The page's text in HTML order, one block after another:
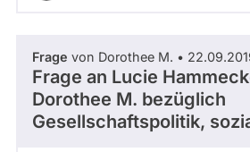
Frage von Dorothee M. •
Frage an Lucie
Dorothee M. bezüglich
Gesellschaftspolitik,